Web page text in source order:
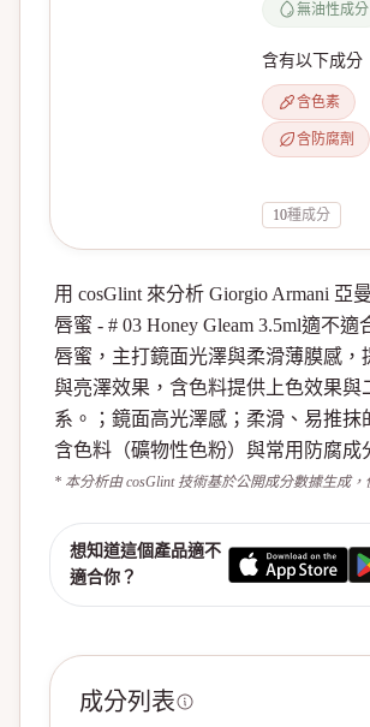
無油性成分
含有以下成分
含色素
含防腐劑
10種成分
用 cosGlint 來分析 Giorgio Armani 亞
唇蜜 - # 03 Honey Gleam 3.5ml適不適
唇蜜，主打鏡面光澤與柔滑薄膜感，
與亮澤效果，含色料提供上色效果與
系。；鏡面高光澤感；柔滑、易推抹
含色料（礦物性色粉）與常用防腐成
* 本分析由 cosGlint 技術基於公開成分數據生成，
想知道這個產品適不
適合你？
成分列表